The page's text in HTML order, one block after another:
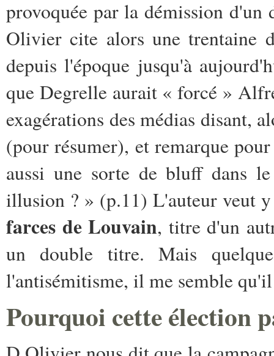
provoquée par la démission d'un
Olivier cite alors une trentaine
depuis l'époque jusqu'à
que Degrelle aurait « forcé »
exagérations des médias disant,
(pour résumer), et remarque
aussi une sorte de bluff dans
illusion ? » (p.11) L'auteur veut
farces de Louvain, titre d'un
un double titre. Mais
l'antisémitisme, il me semble
Pourquoi cette élection